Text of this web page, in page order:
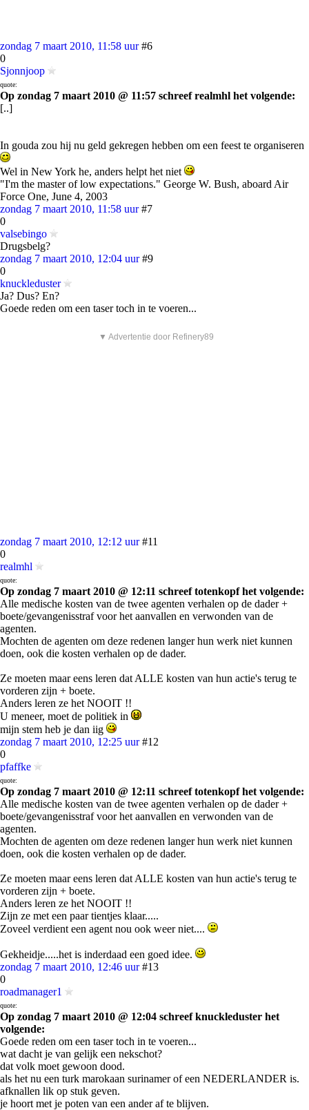
zondag 7 maart 2010, 11:58 uur #6
0
Sjonnjoop
quote:
Op zondag 7 maart 2010 @ 11:57 schreef realmhl het volgende:
[..]
In gouda zou hij nu geld gekregen hebben om een feest te organiseren
Wel in New York he, anders helpt het niet
"I'm the master of low expectations." George W. Bush, aboard Air
Force One, June 4, 2003
zondag 7 maart 2010, 11:58 uur #7
0
valsebingo
Drugsbelg?
zondag 7 maart 2010, 12:04 uur #9
0
knuckleduster
Ja? Dus? En?
Goede reden om een taser toch in te voeren...
▼ Advertentie door Refinery89
zondag 7 maart 2010, 12:12 uur #11
0
realmhl
quote:
Op zondag 7 maart 2010 @ 12:11 schreef totenkopf het volgende:
Alle medische kosten van de twee agenten verhalen op de dader +
boete/gevangenisstraf voor het aanvallen en verwonden van de
agenten.
Mochten de agenten om deze redenen langer hun werk niet kunnen
doen, ook die kosten verhalen op de dader.
Ze moeten maar eens leren dat ALLE kosten van hun actie's terug te
vorderen zijn + boete.
Anders leren ze het NOOIT !!
U meneer, moet de politiek in
mijn stem heb je dan iig
zondag 7 maart 2010, 12:25 uur #12
0
pfaffke
quote:
Op zondag 7 maart 2010 @ 12:11 schreef totenkopf het volgende:
Alle medische kosten van de twee agenten verhalen op de dader +
boete/gevangenisstraf voor het aanvallen en verwonden van de
agenten.
Mochten de agenten om deze redenen langer hun werk niet kunnen
doen, ook die kosten verhalen op de dader.
Ze moeten maar eens leren dat ALLE kosten van hun actie's terug te
vorderen zijn + boete.
Anders leren ze het NOOIT !!
Zijn ze met een paar tientjes klaar.....
Zoveel verdient een agent nou ook weer niet....
Gekheidje.....het is inderdaad een goed idee.
zondag 7 maart 2010, 12:46 uur #13
0
roadmanager1
quote:
Op zondag 7 maart 2010 @ 12:04 schreef knuckleduster het
volgende:
Goede reden om een taser toch in te voeren...
wat dacht je van gelijk een nekschot?
dat volk moet gewoon dood.
als het nu een turk marokaan surinamer of een NEDERLANDER is.
afknallen lik op stuk geven.
je hoort met je poten van een ander af te blijven.